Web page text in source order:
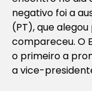
negativo foi a
(PT), que
compareceu. O
o primeiro a
a vice-